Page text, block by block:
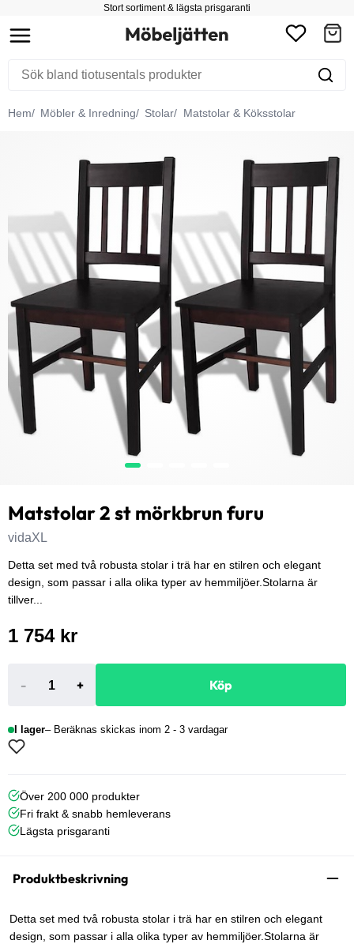
Stort sortiment & lägsta prisgaranti
Hem Möbler & Inredning Stolar Matstolar & Köksstolar
Matstolar 2 st mörkbrun furu
vidaXL
Detta set med två robusta stolar i trä har en stilren och elegant
design, som passar i alla olika typer av hemmiljöer.Stolarna är
tillver...
1 754 kr
- + Köp
I lager Beräknas skickas inom 2 - 3 vardagar
Över 200 000 produkter
Fri frakt & snabb hemleverans
Lägsta prisgaranti
Produktbeskrivning
Detta set med två robusta stolar i trä har en stilren och elegant
design, som passar i alla olika typer av hemmiljöer.Stolarna är